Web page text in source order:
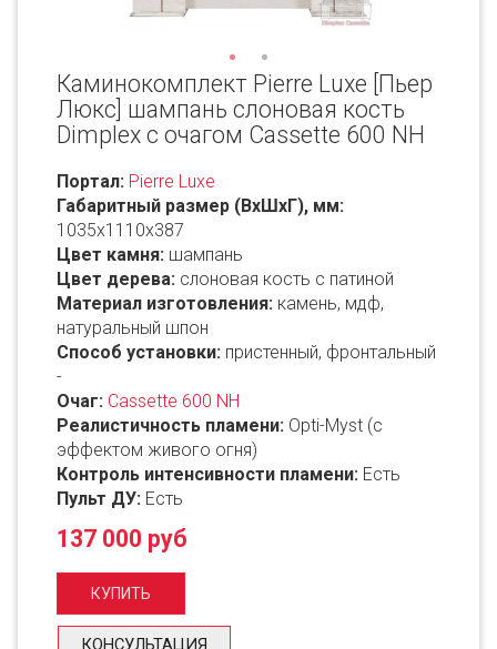
Каминокомплект Pierre Luxe [Пьер
Люкс] шампань слоновая кость
Dimplex с очагом Cassette 600 NH
Портал: Pierre Luxe
Габаритный размер (ВxШxГ), мм:
1035х1110x387
Цвет камня: шампань
Цвет дерева: слоновая кость с патиной
Материал изготовления: камень, мдф,
натуральный шпон
Способ установки: пристенный, фронтальный
-
Очаг: Cassette 600 NH
Реалистичность пламени: Opti-Myst (с
эффектом живого огня)
Контроль интенсивности пламени: Есть
Пульт ДУ: Есть
137 000 руб
КОНСУЛЬТАЦИЯ